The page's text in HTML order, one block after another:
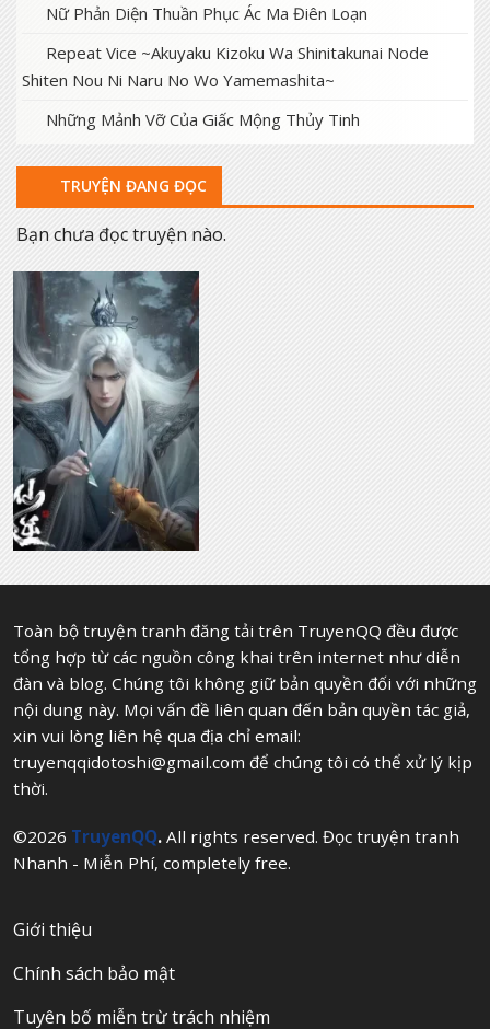
Nữ Phản Diện Thuần Phục Ác Ma Điên Loạn
Repeat Vice ~Akuyaku Kizoku Wa Shinitakunai Node
Shiten Nou Ni Naru No Wo Yamemashita~
Những Mảnh Vỡ Của Giấc Mộng Thủy Tinh
TRUYỆN ĐANG ĐỌC
Bạn chưa đọc truyện nào.
Toàn bộ truyện tranh đăng tải trên TruyenQQ đều được
tổng hợp từ các nguồn công khai trên internet như diễn
đàn và blog. Chúng tôi không giữ bản quyền đối với những
nội dung này. Mọi vấn đề liên quan đến bản quyền tác giả,
xin vui lòng liên hệ qua địa chỉ email:
truyenqqidotoshi@gmail.com để chúng tôi có thể xử lý kịp
thời.
©2026 TruyenQQ. All rights reserved. Đọc truyện tranh
Nhanh - Miễn Phí, completely free.
Giới thiệu
Chính sách bảo mật
Tuyên bố miễn trừ trách nhiệm